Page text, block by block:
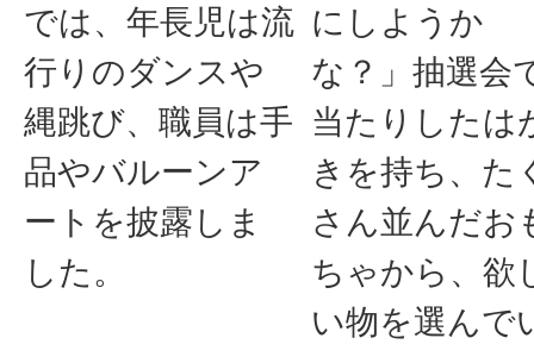
では、年長児は流
行りのダンスや
縄跳び、職員は手
品やバルーンア
ートを披露しま
した。
にしようか
な？」抽選会
当たりしたは
きを持ち、た
さん並んだお
ちゃから、欲
い物を選んで